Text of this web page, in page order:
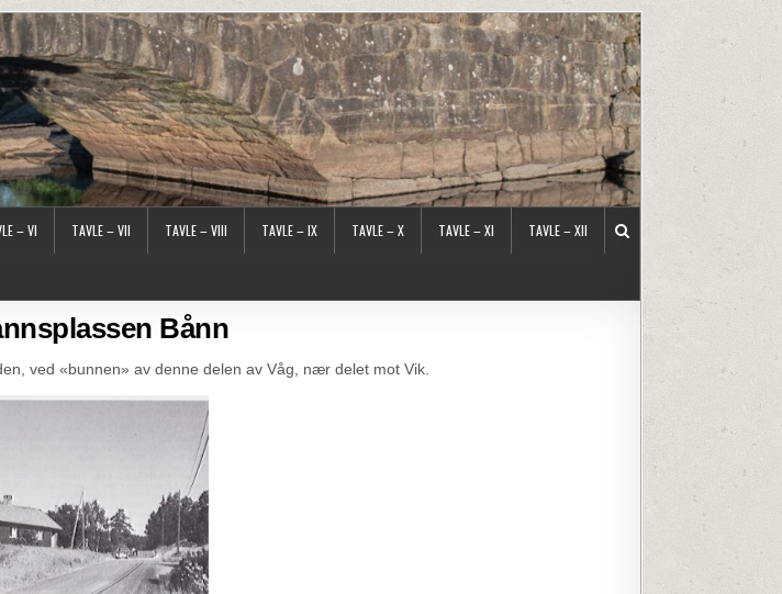
– VI TAVLE – VII TAVLE – VIII TAVLE – IX TAVLE – X TAVLE – XI TAVLE – XII
Bånn
ved «bunnen» av denne delen av Våg, nær delet mot Vik.